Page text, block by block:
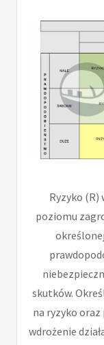
Ryzyko
poziomu
skutków.
na ryzyko
wdrożenie